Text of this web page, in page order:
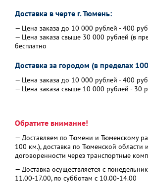
Доставка в черте г. Тюмень:
— Цена заказа до 10 000 рублей - 400
— Цена заказа свыше 30 000 рублей (в
бесплатно
Доставка за городом (в пределах
— Цена заказа до 10 000 рублей - 400
— Цена заказа свыше 10 000 рублей - 30
Обратите внимание!
— Доставляем по Тюмени и Тюменскому
100 км.), доставка по Тюменской области
договоренности через транспортные
— Доставка осуществляется с
11.00-17.00, по субботам с 10.00-14.00